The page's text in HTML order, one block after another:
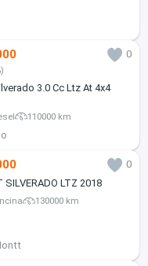
0
3.0 Cc Ltz At 4x4
110000 km
0
SILVERADO LTZ 2018
130000 km